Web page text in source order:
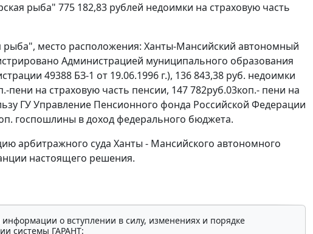
рыба" 775 182,83 рублей недоимки на страховую часть
рыба", место расположения: Ханты-Мансийский автономный
Администрацией муниципального образования
49388 БЗ-1 от 19.06.1996 г.), 136 843,38 руб. недоимки
на страховую часть пенсии, 147 782руб.03коп.- пени на
ГУ Управление Пенсионного фонда Российской Федерации
госпошлины в доход федерального бюджета.
арбитражного суда Ханты - Мансийского автономного
настоящего решения.
о вступлении в силу, изменениях и порядке
системы ГАРАНТ: